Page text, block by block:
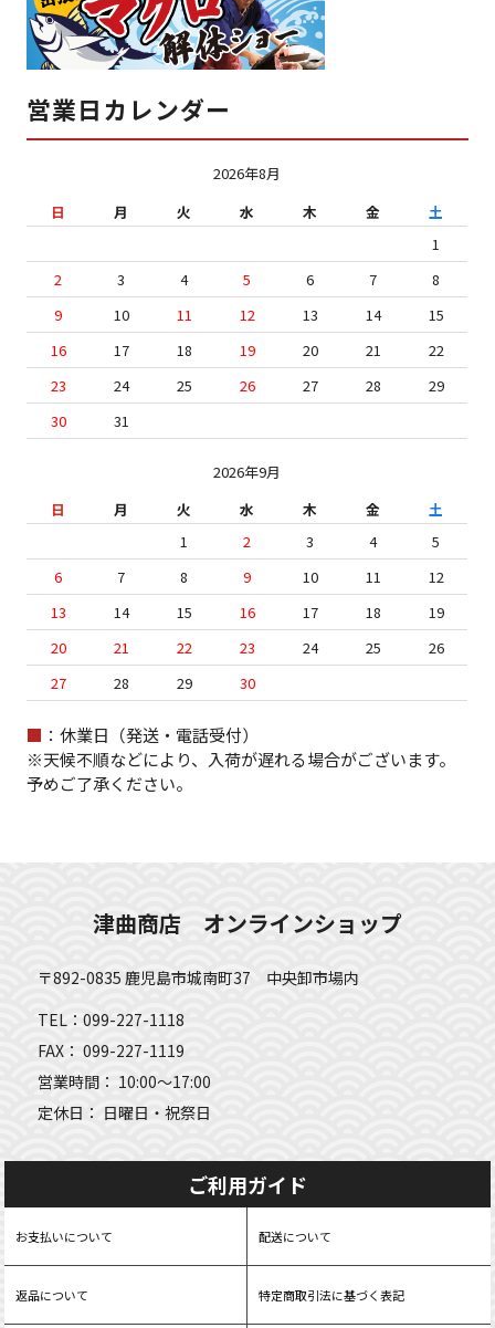
営業日カレンダー
2026年8月
日
月 火 水 木 金
土
1
2
3 4 5 6 7
8
9
10 11 12 13 14
15
16
17 18 19 20 21
22
23
24 25 26 27 28
29
30
31
2026年9月
日
月 火 水 木 金
土
1
2 3 4
5
6
7 8 9 10 11
12
13
14 15 16 17 18
19
20
21 22 23 24 25
26
27
28 29 30
■ ：休業日（発送・電話受付）
※天候不順などにより、入荷が遅れる場合がございます。
予めご了承ください。
津曲商店 オンラインショップ
〒892-0835 鹿児島市城南町37 中央卸市場内
TEL：099-227-1118
FAX： 099-227-1119
営業時間： 10:00～17:00
定休日： 日曜日・祝祭日
ご利用ガイド
お支払いについて 配送について
返品について 特定商取引法に基づく表記